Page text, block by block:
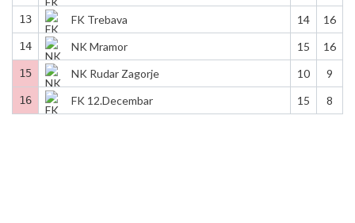
13 FK Trebava 14 16
14 NK Mramor 15 16
15 NK Rudar Zagorje 10 9
16 FK 12.Decembar 15 8